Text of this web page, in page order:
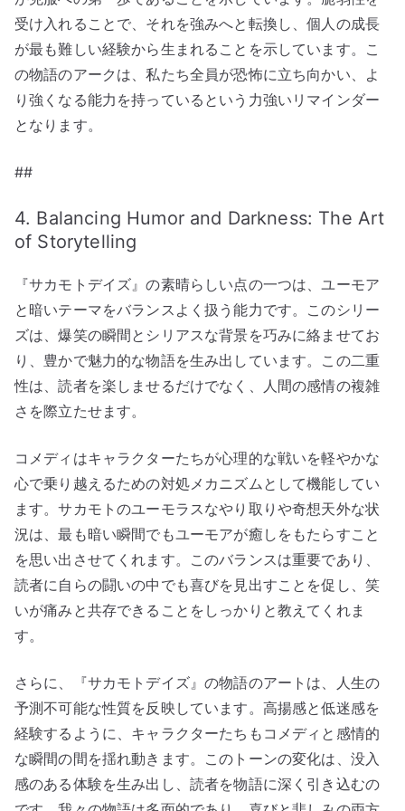
受け入れることで、それを強みへと転換し、個人の成長
が最も難しい経験から生まれることを示しています。こ
の物語のアークは、私たち全員が恐怖に立ち向かい、よ
り強くなる能力を持っているという力強いリマインダー
となります。
##
4. Balancing Humor and Darkness: The Art
of Storytelling
『サカモトデイズ』の素晴らしい点の一つは、ユーモア
と暗いテーマをバランスよく扱う能力です。このシリー
ズは、爆笑の瞬間とシリアスな背景を巧みに絡ませてお
り、豊かで魅力的な物語を生み出しています。この二重
性は、読者を楽しませるだけでなく、人間の感情の複雑
さを際立たせます。
コメディはキャラクターたちが心理的な戦いを軽やかな
心で乗り越えるための対処メカニズムとして機能してい
ます。サカモトのユーモラスなやり取りや奇想天外な状
況は、最も暗い瞬間でもユーモアが癒しをもたらすこと
を思い出させてくれます。このバランスは重要であり、
読者に自らの闘いの中でも喜びを見出すことを促し、笑
いが痛みと共存できることをしっかりと教えてくれま
す。
さらに、『サカモトデイズ』の物語のアートは、人生の
予測不可能な性質を反映しています。高揚感と低迷感を
経験するように、キャラクターたちもコメディと感情的
な瞬間の間を揺れ動きます。このトーンの変化は、没入
感のある体験を生み出し、読者を物語に深く引き込むの